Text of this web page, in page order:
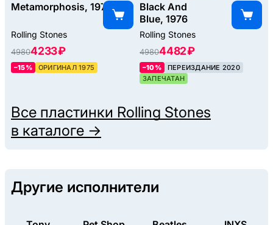
Metamorphosis, 1975
Rolling Stones
49804233 ₽
–15% ОРИГИНАЛ 1975
Black And
Blue, 1976
Rolling Stones
49804482 ₽
–10%
ПЕРЕИЗДАНИЕ 2020
ЗАПЕЧАТАН
Все пластинки Rolling Stones
в каталоге →
Другие исполнители